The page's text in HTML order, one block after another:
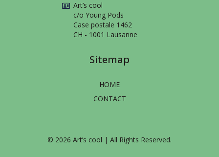
Art’s cool
c/o Young Pods
Case postale 1462
CH - 1001 Lausanne
Sitemap
HOME
CONTACT
© 2026 Art’s cool | All Rights Reserved.